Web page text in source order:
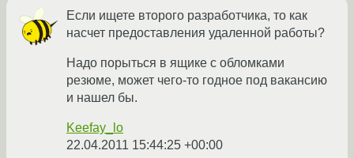
Если ищете второго разработчика, то как
насчет предоставления удаленной работы?
Надо порыться в ящике с обломками
резюме, может чего-то годное под вакансию
и нашел бы.
Keefay_lo
22.04.2011 15:44:25 +00:00